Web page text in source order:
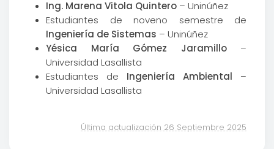
Ing. Marena Vitola Quintero – Uninúñez
Estudiantes de noveno semestre de
Ingeniería de Sistemas – Uninúñez
Yésica María Gómez Jaramillo–
Universidad Lasallista
Estudiantes de Ingeniería Ambiental –
Universidad Lasallista
Última actualización 26 Septiembre 2025